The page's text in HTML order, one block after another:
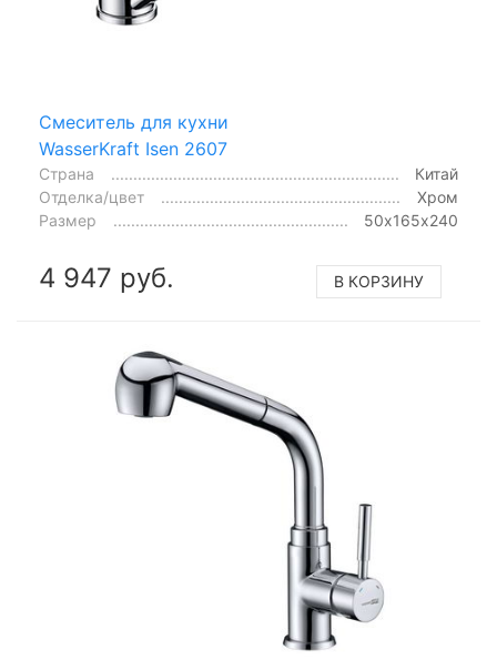
Смеситель для кухни
WasserKraft Isen 2607
Страна
Китай
Отделка/цвет
Хром
Размер
50х165х240
4 947 руб. В КОРЗИНУ